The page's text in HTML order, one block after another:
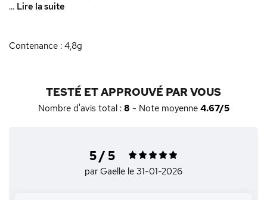
... Lire la suite
Contenance : 4,8g
TESTÉ ET APPROUVÉ PAR VOUS
Nombre d'avis total : 8 - Note moyenne 4.67/5
5 / 5
par Gaelle le 31-01-2026